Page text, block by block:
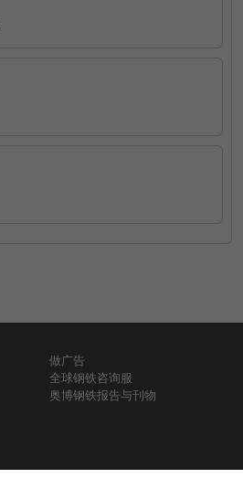
做广告
全球钢铁咨询服
奥博钢铁报告与刊物